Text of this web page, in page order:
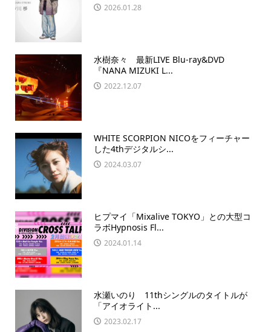
2026.01.28
水樹奈々 最新LIVE Blu-ray&DVD
『NANA MIZUKI L...
2022.12.07
WHITE SCORPION NICOをフィーチャー
した4thデジタルシ...
2024.03.07
ヒプマイ「Mixalive TOKYO」との大型コ
ラボHypnosis Fl...
2024.01.14
水瀬いのり 11thシングルのタイトルが
「アイオライト...
2023.02.17